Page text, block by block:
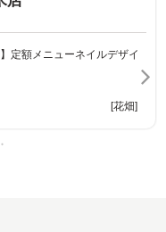
ム
カラーが人気☆お気に入りがき
[宮の陣]